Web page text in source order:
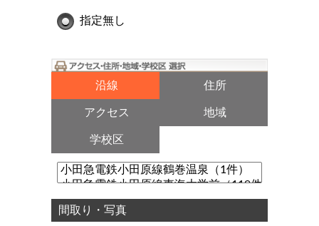
指定無し
沿線 住所
アクセス 地域
学校区
間取り・写真